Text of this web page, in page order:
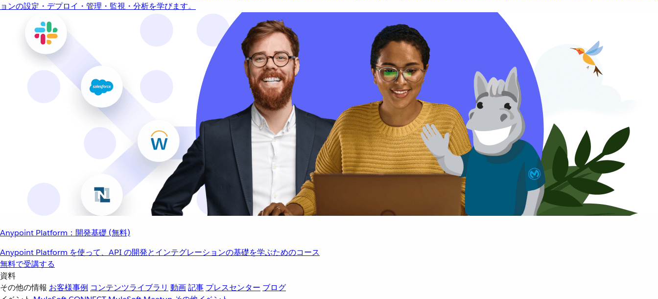
ョンの設定・デプロイ・管理・監視・分析を学びます。
Anypoint Platform：開発基礎 (無料)
Anypoint Platform を使って、API の開発とインテグレーションの基礎を学ぶためのコース
無料で受講する
資料
その他の情報 お客様事例 コンテンツライブラリ 動画記事 プレスセンター ブログ